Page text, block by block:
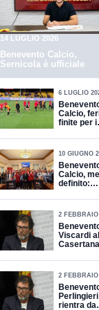
14 LUGLIO 2026
Benevento Calcio,
Sernicola è ufficiale
6 LUGLIO
Calcio,
finite per i
10 GIUGNO
Calcio,
definito:
ora
uscite
2 FEBBRAIO
Viscardi
Casertana
2 FEBBRAIO
Perlingieri
rientra da